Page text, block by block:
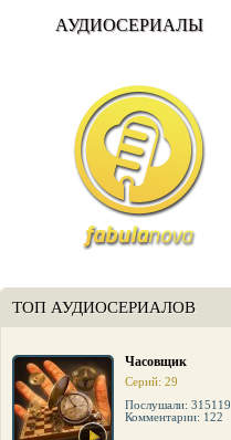
АУДИОСЕРИАЛЫ
ТОП АУДИОСЕРИАЛОВ
Часовщик
Серий: 29
Послушали: 315119
Комментарии: 122